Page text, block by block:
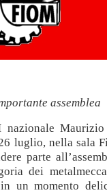
assemblea
luglio, nella sala
parte
dei
in un momento